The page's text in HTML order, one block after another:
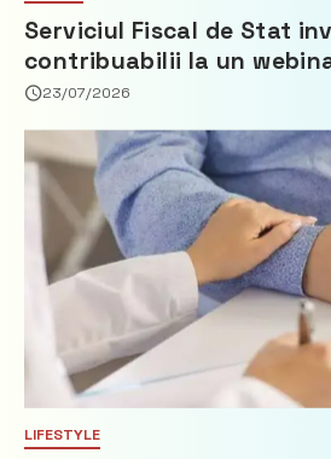
Serviciul Fiscal de Stat
contribuabilii la un
privind calculul
23/07/2026
LIFESTYLE